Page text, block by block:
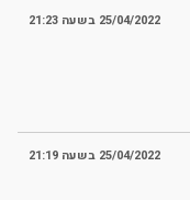
25/04/2022 בשעה 21:23
25/04/2022 בשעה 21:19